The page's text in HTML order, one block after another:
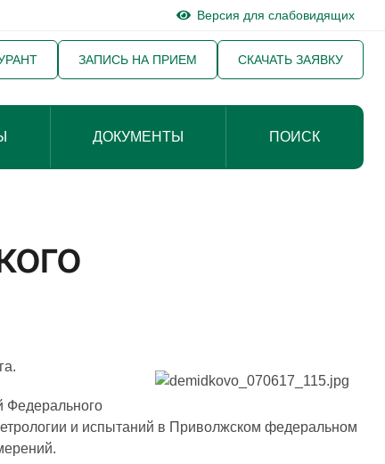
Версия для слабовидящих
ЗАПИСЬ НА ПРИЕМ СКАЧАТЬ ЗАЯВКУ
ДОКУМЕНТЫ ПОИСК
Федерального
и испытаний в Приволжском федеральном